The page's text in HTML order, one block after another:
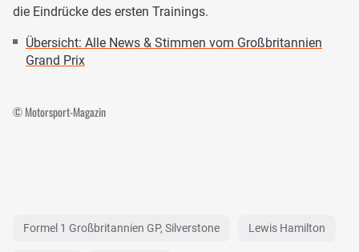
die Eindrücke des ersten Trainings.
Übersicht: Alle News & Stimmen vom Großbritannien
Grand Prix
© Motorsport-Magazin
Formel 1 Großbritannien GP, Silverstone Lewis Hamilton